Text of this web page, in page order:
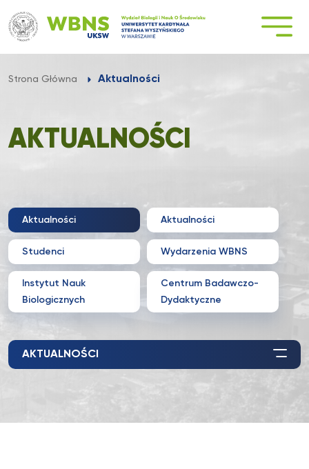
do
treści
Strona Główna Aktualności
AKTUALNOŚCI
Aktualności Aktualności
Studenci Wydarzenia WBNS
Instytut Nauk
Biologicznych
Centrum Badawczo-
Dydaktyczne
AKTUALNOŚCI